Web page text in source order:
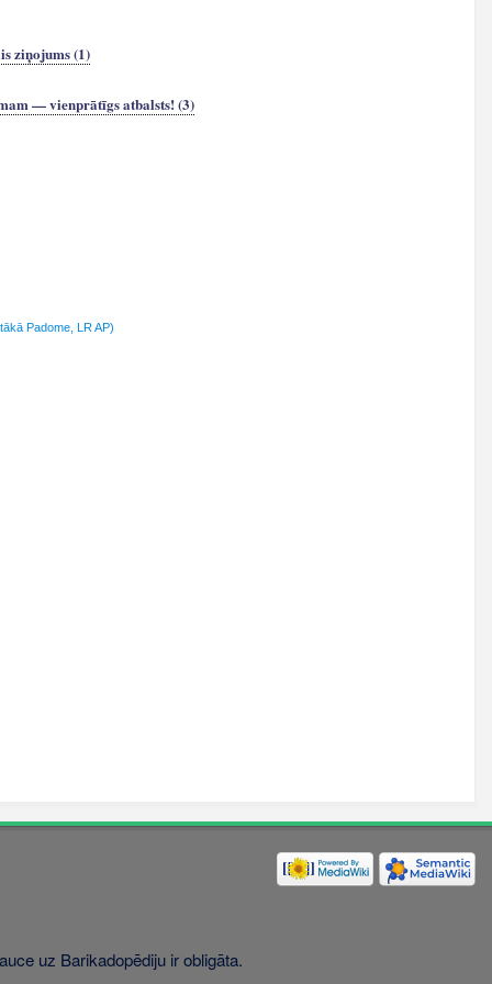
ziņojums (1)
— vienprātīgs atbalsts! (3)
Padome, LR AP)
uz Barikadopēdiju ir obligāta.